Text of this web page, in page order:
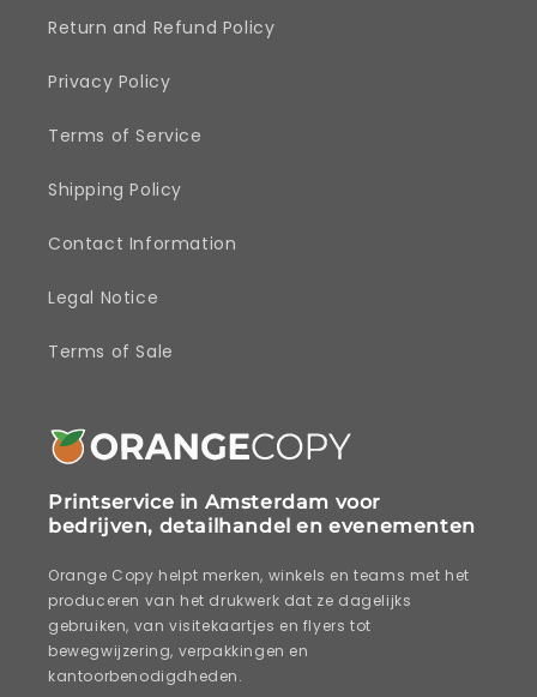
Return and Refund Policy
Privacy Policy
Terms of Service
Shipping Policy
Contact Information
Legal Notice
Terms of Sale
Printservice in Amsterdam voor
bedrijven, detailhandel en evenementen
Orange Copy helpt merken, winkels en teams met het
produceren van het drukwerk dat ze dagelijks
gebruiken, van visitekaartjes en flyers tot
bewegwijzering, verpakkingen en
kantoorbenodigdheden.